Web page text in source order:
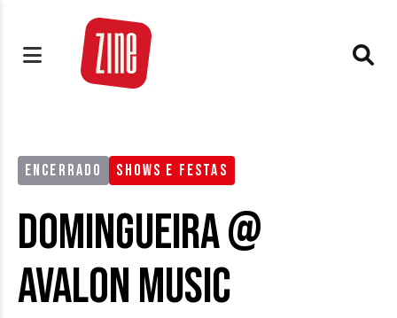
ENCERRADO SHOWS E FESTAS
Domingueira @
Avalon Music